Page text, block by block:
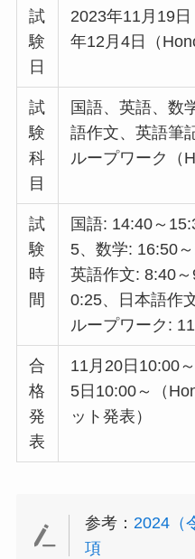
試
験
日
2023年11月19
年12月4日（
試
験
科
目
国語、英語、数
語作文、英語筆
ループワーク（
試
験
時
間
国語: 14:40～
5、数学: 16:50
英語作文: 8:40
0:25、日本語作
ループワーク:
合
格
発
表
11月20日10:00
5日10:00～（
ット発表）
参考： 2024（
項